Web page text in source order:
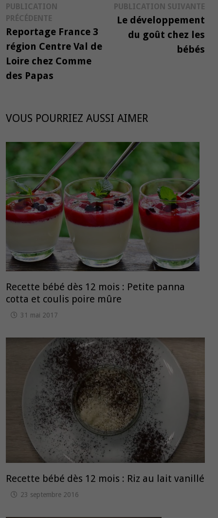
Navigation
de
l’article
PUBLICATION
PRÉCÉDENTE
précédente :
Reportage France 3
région Centre Val de
Loire chez Comme
des Papas
PUBLICATION SUIVANTE
Le développement
du goût chez les
bébés
VOUS POURRIEZ AUSSI AIMER
Recette bébé dès 12 mois : Petite panna
cotta et coulis poire mûre
31 mai 2017
Recette bébé dès 12 mois : Riz au lait vanillé
23 septembre 2016